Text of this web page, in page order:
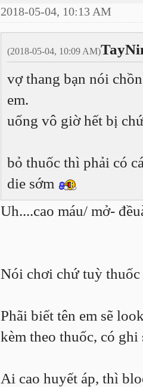
2018-05-04, 10:13 AM
(2018-05-04, 10:09 AM)
vợ thang bạn nói
em.
uống vô giờ hết bị
bỏ thuốc thì phải có
die sớm
Uh....cao máu/ mở-
Nói chơi chứ tuỳ thuốc
Phãi biết tên em sẽ
kèm theo thuốc, có ghi
Ai cao huyết áp, thì